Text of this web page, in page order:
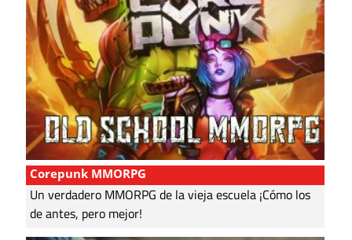
Corepunk MMORPG
Un verdadero MMORPG de la vieja escuela ¡Cómo los
de antes, pero mejor!